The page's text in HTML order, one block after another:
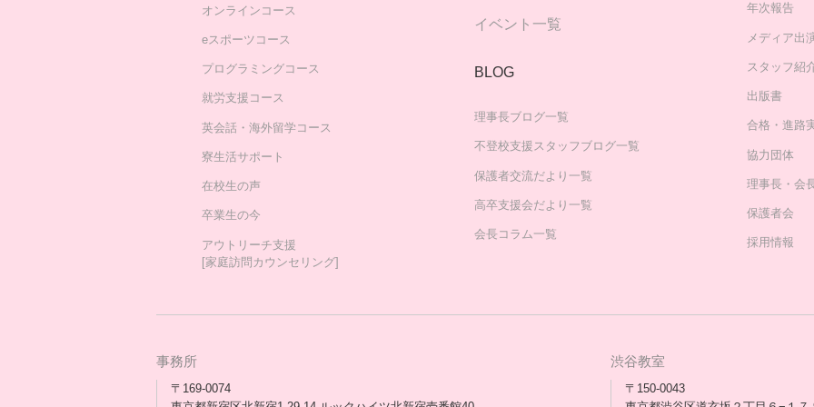
オンラインコース
eスポーツコース
プログラミングコース
就労支援コース
英会話・海外留学コース
寮生活サポート
在校生の声
卒業生の今
アウトリーチ支援
[家庭訪問カウンセリング]
イベント一覧
BLOG
理事長ブログ一覧
不登校支援スタッフブログ一覧
保護者交流だより一覧
高卒支援会だより一覧
会長コラム一覧
年次報告
メディア出
スタッフ紹
出版書
合格・進路
協力団体
理事長・会
保護者会
採用情報
事務所
〒169-0074
渋谷教室
〒150-0043